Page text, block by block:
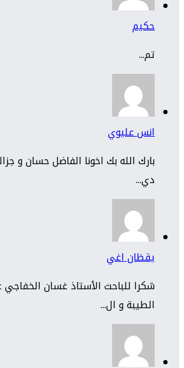
حكيم
تم...
انس عليوي
بارك الله بك اخونا الفاضل حسان و
دي...
يقظان اغي
شكرا للباحث الأستاذ غسان
الطيبة و ال...